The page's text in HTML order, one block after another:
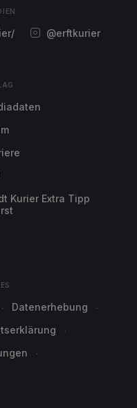
@erftkurier
Kurier Extra Tipp
Datenerhebung